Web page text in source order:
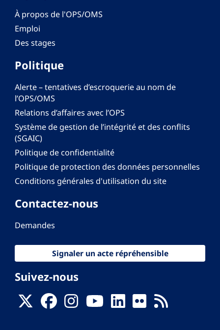
À propos de l'OPS/OMS
Emploi
Des stages
Politique
Alerte – tentatives d’escroquerie au nom de
l’OPS/OMS
Relations d’affaires avec l’OPS
Système de gestion de l’intégrité et des conflits
(SGAIC)
Politique de confidentialité
Politique de protection des données personnelles
Conditions générales d'utilisation du site
Contactez-nous
Demandes
Signaler un acte répréhensible
Suivez-nous